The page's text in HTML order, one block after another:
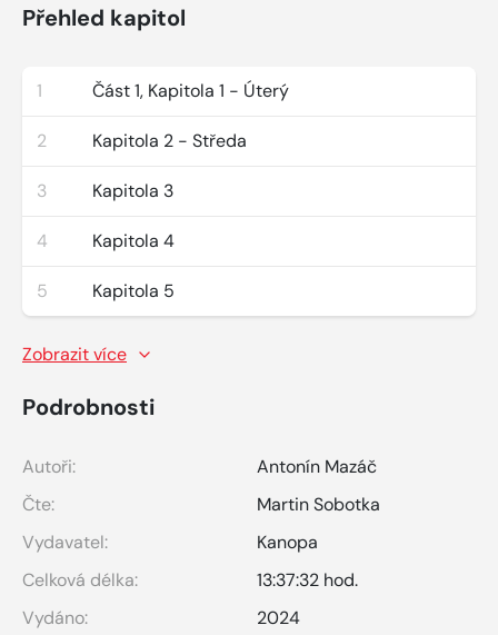
Přehled kapitol
1 Část 1, Kapitola 1 - Úterý
2 Kapitola 2 - Středa
3 Kapitola 3
4 Kapitola 4
5 Kapitola 5
Zobrazit více
Podrobnosti
Autoři:
Antonín Mazáč
Čte:
Martin Sobotka
Vydavatel:
Kanopa
Celková délka:
13:37:32 hod.
Vydáno:
2024